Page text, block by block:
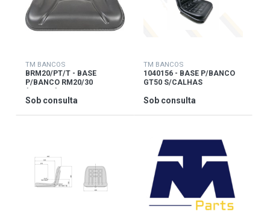
TM BANCOS
BRM20/PT/T - BASE
P/BANCO RM20/30
Sob consulta
TM BANCOS
1040156 - BASE P/BANCO
GT50 S/CALHAS
Sob consulta